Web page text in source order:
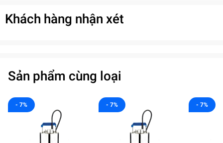
Khách hàng nhận xét
Sản phẩm cùng loại
- 7% - 7% - 7%